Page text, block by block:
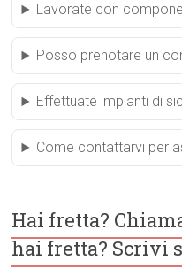
Lavorate con
Posso prenotare un
Effettuate impianti di
Come contattarvi per
Hai fretta?
hai fretta? Scrivi